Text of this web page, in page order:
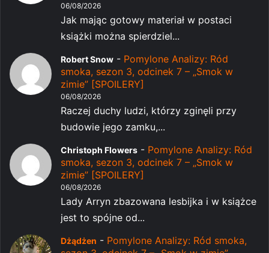
06/08/2026
Jak mając gotowy materiał w postaci
książki można spierdziel...
Robert Snow - Pomylone Analizy: Ród
smoka, sezon 3, odcinek 7 – „Smok w
zimie” [SPOILERY]
06/08/2026
Raczej duchy ludzi, którzy zginęli przy
budowie jego zamku,...
Christoph Flowers - Pomylone Analizy: Ród
smoka, sezon 3, odcinek 7 – „Smok w
zimie” [SPOILERY]
06/08/2026
Lady Arryn zbazowana lesbijka i w książce
jest to spójne od...
Dżądżen - Pomylone Analizy: Ród smoka,